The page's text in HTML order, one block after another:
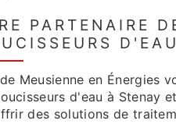
PARTENAIRE
Meusienne en Énergies
d'eau à Stenay
des solutions de